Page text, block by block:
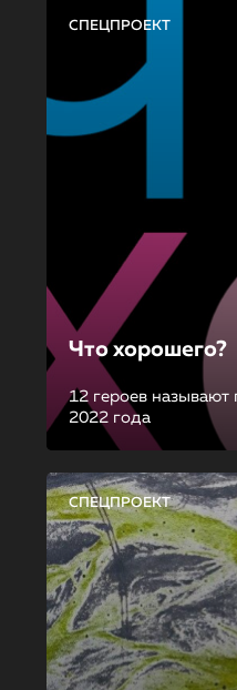
СПЕЦПРОЕКТ
Что хорошего?
12 героев называют
2022 года
СПЕЦПРОЕКТ